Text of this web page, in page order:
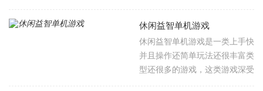
需要玩家去选择操作的，游戏的
操作基本上不会有多少，但是为
了满足玩家对于益智游戏的需
要，小编整理了多款益智游戏，
休闲益智单机游戏
休闲益智单机游戏是一类上手快
并且操作还简单玩法还很丰富类
型还很多的游戏，这类游戏深受